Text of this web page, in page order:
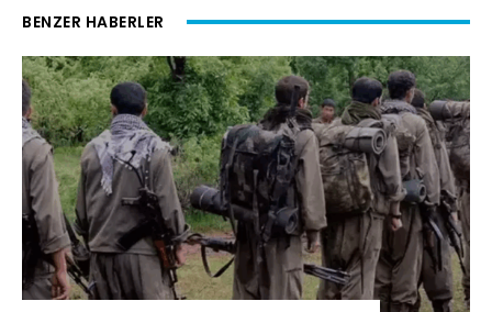
BENZER HABERLER